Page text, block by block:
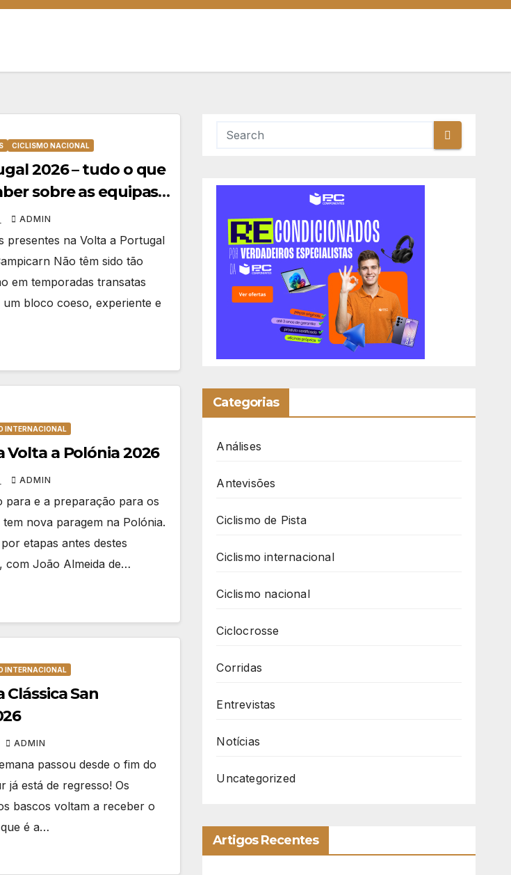
CICLISMO NACIONAL
2026 – tudo o que
sobre as equipas
ADMIN
presentes na Volta a Portugal
Não têm sido tão
em temporadas transatas
um bloco coeso, experiente e
INTERNACIONAL
Volta a Polónia 2026
ADMIN
para e a preparação para os
nova paragem na Polónia.
etapas antes destes
com João Almeida de…
INTERNACIONAL
San
ADMIN
passou desde o fim do
já está de regresso! Os
bascos voltam a receber o
é a…
Categorias
Análises
Antevisões
Ciclismo de Pista
Ciclismo internacional
Ciclismo nacional
Ciclocrosse
Corridas
Entrevistas
Notícias
Uncategorized
Artigos Recentes